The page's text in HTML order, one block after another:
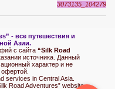
3073135_104279
- все путешествия и
Азии.
с сайта “Silk Road
источника. Данный
характер и не
services in Central Asia.
Road Adventures” website